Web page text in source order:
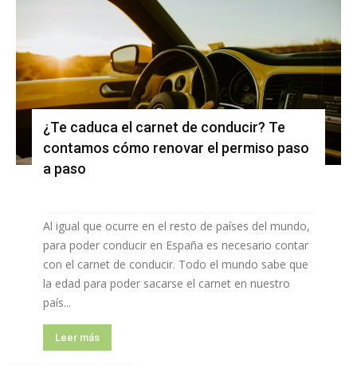
¿Te caduca el carnet de conducir? Te
contamos cómo renovar el permiso paso
a paso
Al igual que ocurre en el resto de países del mundo,
para poder conducir en España es necesario contar
con el carnet de conducir. Todo el mundo sabe que
la edad para poder sacarse el carnet en nuestro
país...
Leer más